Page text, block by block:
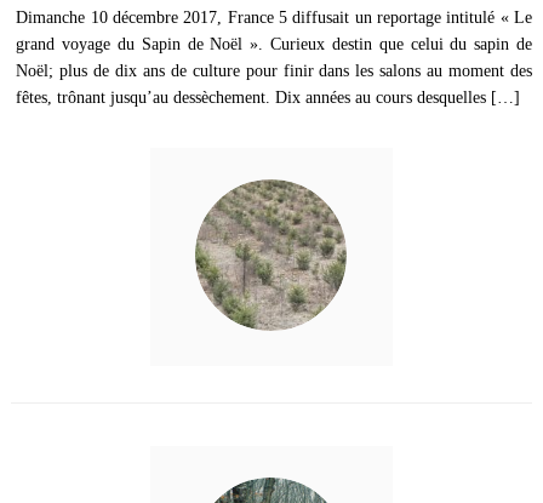
Dimanche 10 décembre 2017, France 5 diffusait un reportage intitulé « Le
grand voyage du Sapin de Noël ». Curieux destin que celui du sapin de
Noël; plus de dix ans de culture pour finir dans les salons au moment des
fêtes, trônant jusqu’au dessèchement. Dix années au cours desquelles […]